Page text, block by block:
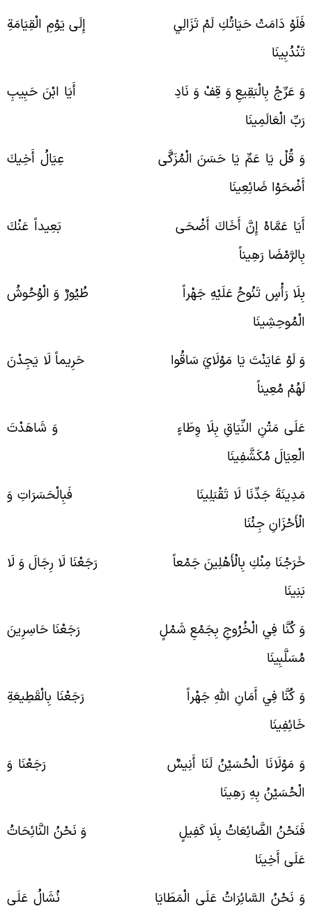
دَامَتْ حَيَاتُكِ لَمْ تَزَالِي إِلَى يَوْمِ الْقِيَامَةِ
عَرِّجْ بِالْبَقِيعِ وَ قِفْ وَ نَادِ أَيَا ابْنَ حَبِيبِ
الْعَالَمِينَا
قُلْ يَا عَمِّ يَا حَسَنَ الْمُزَكَّى عِيَالُ أَخِيكَ
ضَائِعِينَا
عَمَّاهْ إِنَّ أَخَاكَ أَضْحَى بَعِيداً عَنْكَ
رَهِيناً
رَأْسٍ تَنُوحُ عَلَيْهِ جَهْراً طُيُورٌ وَ الْوُحُوشُ
لَوْ عَايَنْتَ يَا مَوْلَايَ سَاقُوا حَرِيماً لَا يَجِدْنَ
مُعِيناً
مَتْنِ النِّيَاقِ بِلَا وِطَاءٍ وَ شَاهَدْتَ
مُكَشَّفِينَا
جَدِّنَا لَا تَقْبَلِينَا فَبِالْحَسَرَاتِ وَ
جِئْنَا
مِنْكِ بِالْأَهْلِينَ جَمْعاً رَجَعْنَا لَا رِجَالَ وَ لَا
كُنَّا فِي الْخُرُوجِ بِجَمْعِ شَمْلٍ رَجَعْنَا حَاسِرِينَ
كُنَّا فِي أَمَانِ اللَّهِ جَهْراً رَجَعْنَا بِالْقَطِيعَةِ
مَوْلَانَا الْحُسَيْنُ لَنَا أَنِيسٌ رَجَعْنَا وَ
بِهِ رَهِينَا
الضَّائِعَاتُ بِلَا كَفِيلٍ وَ نَحْنُ النَّائِحَاتُ
أَخِينَا
نَحْنُ السَّائِرَاتُ عَلَى الْمَطَايَا نُشَالُ عَلَى